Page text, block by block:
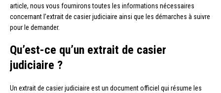
article, nous vous fournirons toutes les informations nécessaires
concernant l’extrait de casier judiciaire ainsi que les démarches à suivre
pour le demander.
Qu’est-ce qu’un extrait de casier
judiciaire ?
Un extrait de casier judiciaire est un document officiel qui résume les